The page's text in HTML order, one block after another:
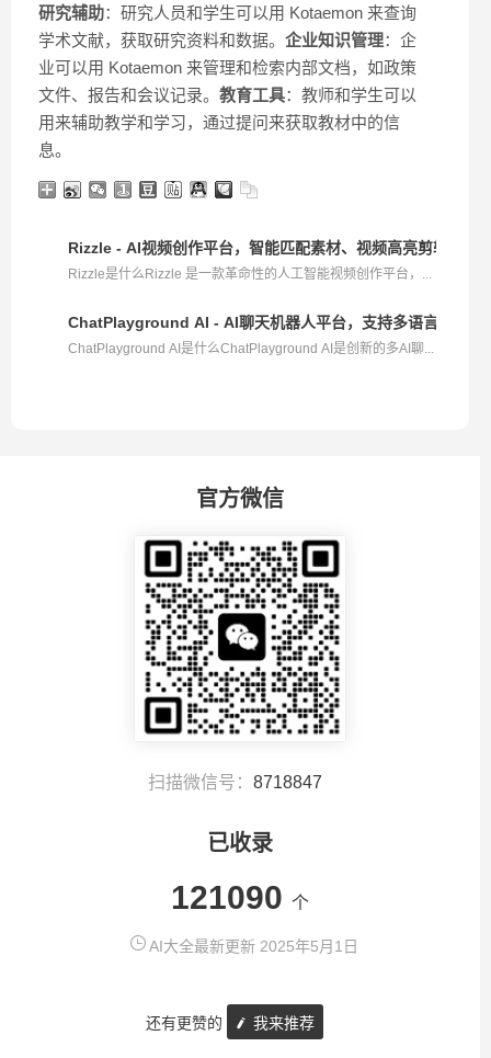
研究辅助：研究人员和学生可以用 Kotaemon 来查询
学术文献，获取研究资料和数据。 企业知识管理：企
业可以用 Kotaemon 来管理和检索内部文档，如政策
文件、报告和会议记录。 教育工具：教师和学生可以
用来辅助教学和学习，通过提问来获取教材中的信
息。
Rizzle - AI视频创作平台，智能匹配素材、视频高亮剪辑
Rizzle是什么Rizzle 是一款革命性的人工智能视频创作平台，...
ChatPlayground AI - AI聊天机器人平台，支持多语言，多AI
ChatPlayground AI是什么ChatPlayground AI是创新的多AI聊...
官方微信
扫描微信号： 8718847
已收录
121090 个
AI大全最新更新 2025年5月1日
还有更赞的 我来推荐